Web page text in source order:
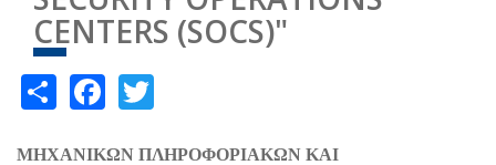
CENTERS (SOCS)"
ShareFacebook
ΜΗΧΑΝΙΚΩΝ ΠΛΗΡΟΦΟΡΙΑΚΩΝ ΚΑΙ